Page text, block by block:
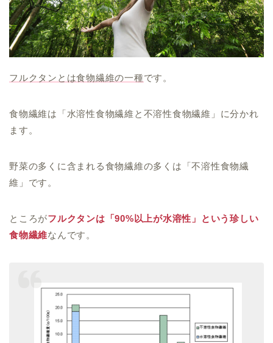
フルクタンとは食物繊維の一種です。
食物繊維は「水溶性食物繊維と不溶性食物繊維」に分かれ
ます。
野菜の多くに含まれる食物繊維の多くは「不溶性食物繊
維」です。
ところがフルクタンは「90%以上が水溶性」という珍しい
食物繊維なんです。